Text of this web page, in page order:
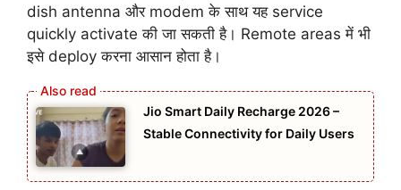
dish antenna और modem के साथ यह service
quickly activate की जा सकती है। Remote areas में भी
इसे deploy करना आसान होता है।
Jio Smart Daily Recharge 2026 –
Stable Connectivity for Daily Users